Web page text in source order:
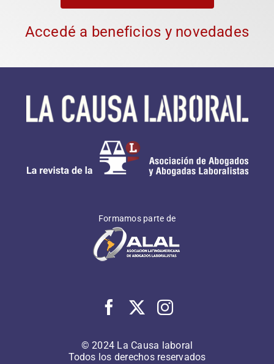
Accedé a beneficios y novedades
Formamos parte de
© 2024 La Causa laboral
Todos los derechos reservados